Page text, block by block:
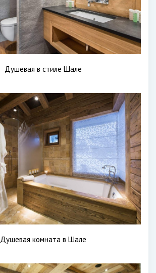
Душевая в стиле Шале
Душевая комната в Шале